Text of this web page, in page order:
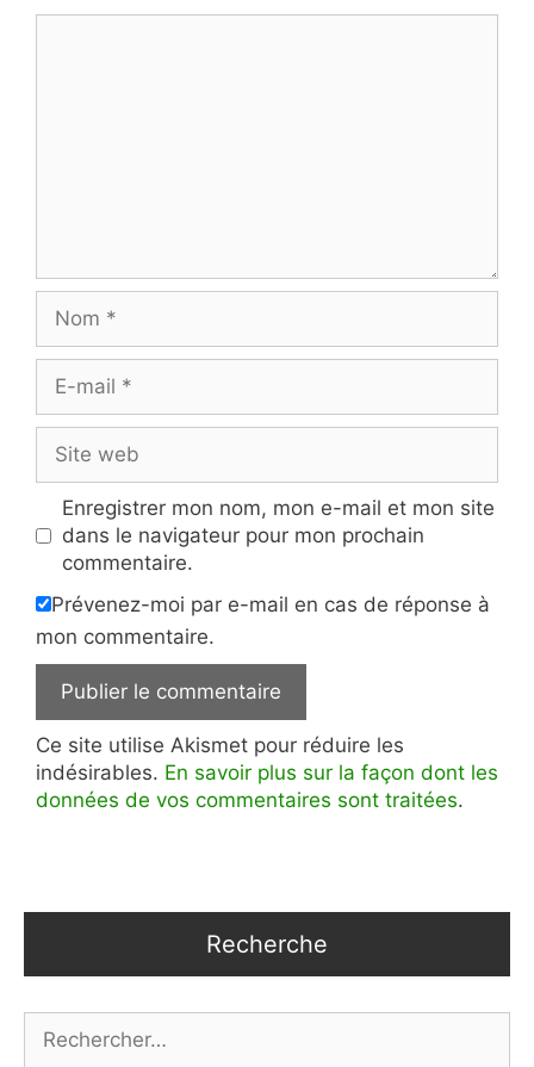
mail
web
Enregistrer mon nom, mon e-mail et mon site
dans le navigateur pour mon prochain
commentaire.
Prévenez-moi par e-mail en cas de réponse à
mon commentaire.
Ce site utilise Akismet pour réduire les
indésirables. En savoir plus sur la façon dont les
données de vos commentaires sont traitées.
Recherche